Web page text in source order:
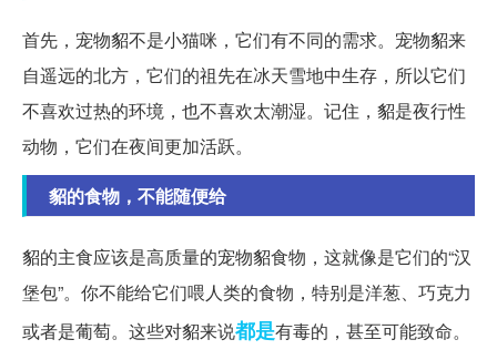
首先，宠物貂不是小猫咪，它们有不同的需求。宠物貂来
自遥远的北方，它们的祖先在冰天雪地中生存，所以它们
不喜欢过热的环境，也不喜欢太潮湿。记住，貂是夜行性
动物，它们在夜间更加活跃。
貂的食物，不能随便给
貂的主食应该是高质量的宠物貂食物，这就像是它们的“汉
堡包”。你不能给它们喂人类的食物，特别是洋葱、巧克力
或者是葡萄。这些对貂来说都是有毒的，甚至可能致命。